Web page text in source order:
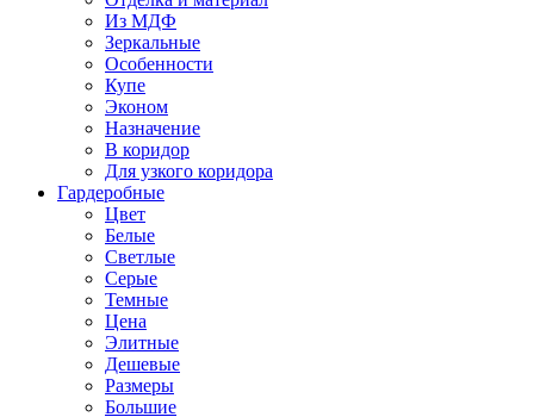
Из МДФ
Зеркальные
Особенности
Купе
Эконом
Назначение
В коридор
Для узкого коридора
Гардеробные
Цвет
Белые
Светлые
Серые
Темные
Цена
Элитные
Дешевые
Размеры
Большие